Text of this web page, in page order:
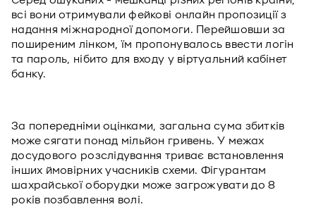
всі вони отримували фейкові онлайн пропозиції з
надання міжнародної допомоги. Перейшовши за
поширеним лінком, їм пропонувалось ввести логін
та пароль, нібито для входу у віртуальний кабінет
банку.
За попередніми оцінками, загальна сума збитків
може сягати понад мільйон гривень. У межах
досудового розслідування триває встановлення
інших ймовірних учасників схеми. Фігурантам
шахрайської оборудки може загрожувати до 8
років позбавлення волі.